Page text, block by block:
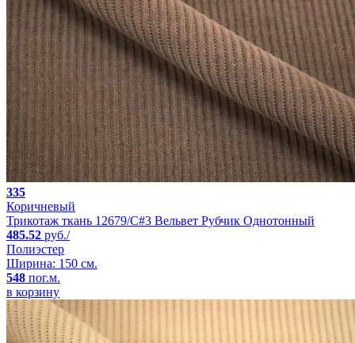
335
Коричневый
Трикотаж ткань 12679/C#3 Вельвет Рубчик Однотонный
485.52 руб./
Полиэстер
Ширина: 150 см.
548 пог.м.
в корзину